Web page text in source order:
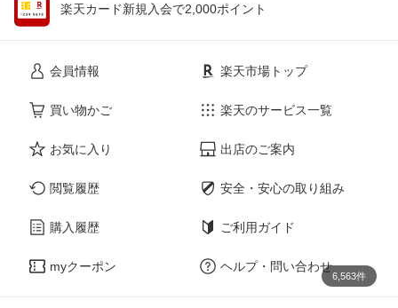
楽天カード新規入会で2,000ポイント
会員情報
買い物かご
お気に入り
閲覧履歴
購入履歴
myクーポン
楽天市場トップ
楽天のサービス一覧
出店のご案内
安全・安心の取り組み
ご利用ガイド
ヘルプ・問い合わせ
6,563件